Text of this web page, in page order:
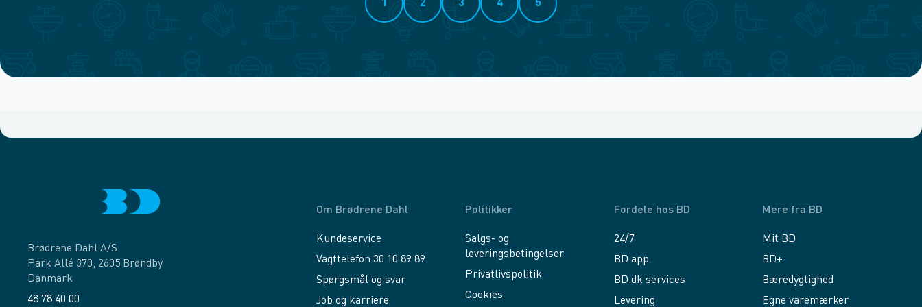
1 2 3 4 5
Brødrene Dahl A/S
Park Allé 370, 2605 Brøndby
Danmark
48 78 40 00
Om Brødrene Dahl
Kundeservice
Vagttelefon 30 10 89 89
Spørgsmål og svar
Job og karriere
Politikker
Salgs- og
leveringsbetingelser
Privatlivspolitik
Cookies
Fordele hos BD
24/7
BD app
BD.dk services
Levering
Mere fra BD
Mit BD
BD+
Bæredygtighed
Egne varemærker